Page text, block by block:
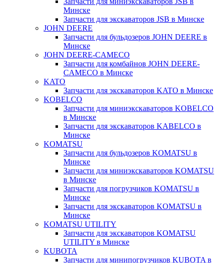
Минске
Запчасти для экскаваторов JSB в Минске
JOHN DEERE
Запчасти для бульдозеров JOHN DEERE в
Минске
JOHN DEERE-CAMECO
Запчасти для комбайнов JOHN DEERE-
CAMECO в Минске
KATO
Запчасти для экскаваторов KATO в Минске
KOBELCO
Запчасти для миниэкскаваторов KOBELCO
в Минске
Запчасти для экскаваторов KABELCO в
Минске
KOMATSU
Запчасти для бульдозеров KOMATSU в
Минске
Запчасти для миниэкскаваторов KOMATSU
в Минске
Запчасти для погрузчиков KOMATSU в
Минске
Запчасти для экскаваторов KOMATSU в
Минске
KOMATSU UTILITY
Запчасти для экскаваторов KOMATSU
UTILITY в Минске
KUBOTA
Запчасти для минипогрузчиков KUBOTA в